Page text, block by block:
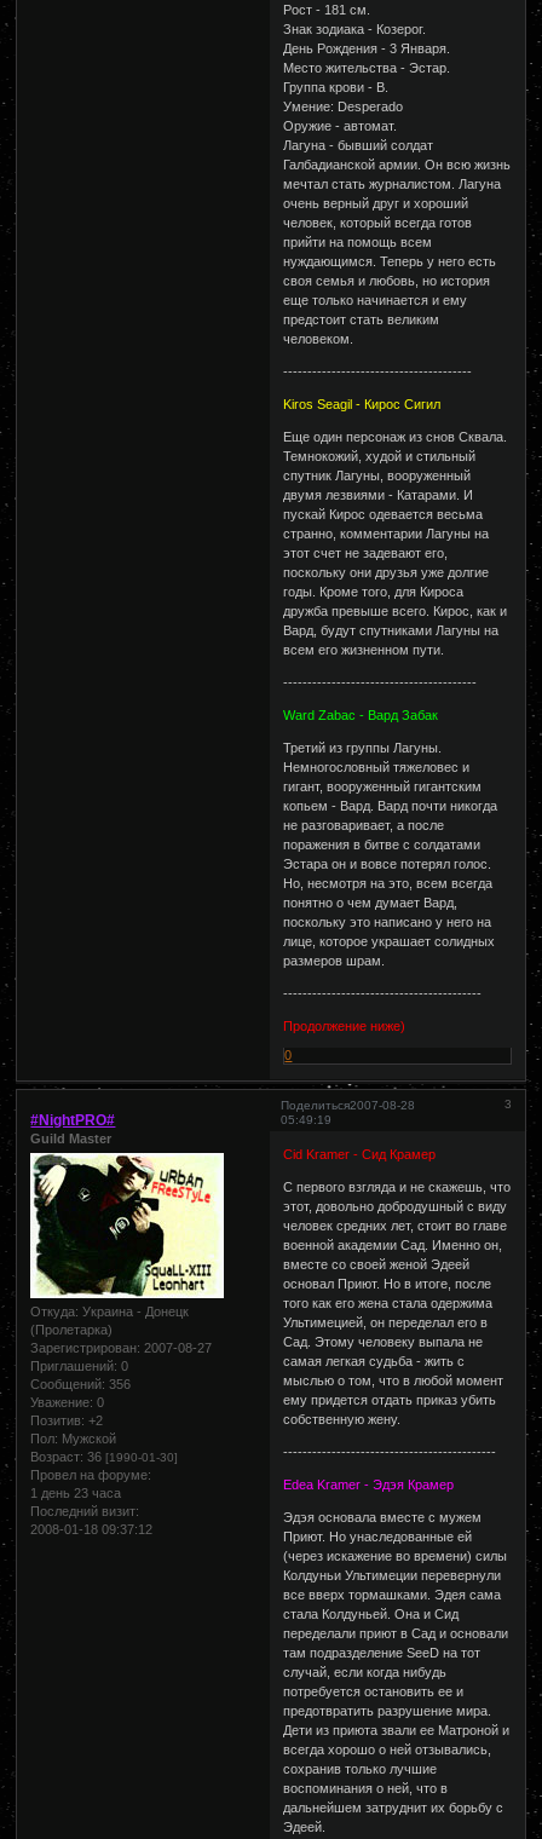
Рост - 181 см.
Знак зодиака - Козерог.
День Рождения - 3 Января.
Место жительства - Эстар.
Группа крови - В.
Умение: Desperado
Оружие - автомат.
Лагуна - бывший солдат
Галбадианской армии. Он всю жизнь
мечтал стать журналистом. Лагуна
очень верный друг и хороший
человек, который всегда готов
прийти на помощь всем
нуждающимся. Теперь у него есть
своя семья и любовь, но история
еще только начинается и ему
предстоит стать великим
человеком.
---------------------------------------
Kiros Seagil - Кирос Сигил
Еще один персонаж из снов Сквала.
Темнокожий, худой и стильный
спутник Лагуны, вооруженный
двумя лезвиями - Катарами. И
пускай Кирос одевается весьма
странно, комментарии Лагуны на
этот счет не задевают его,
поскольку они друзья уже долгие
годы. Кроме того, для Кироса
дружба превыше всего. Кирос, как и
Вард, будут спутниками Лагуны на
всем его жизненном пути.
----------------------------------------
Ward Zabac - Вард Забак
Третий из группы Лагуны.
Немногословный тяжеловес и
гигант, вооруженный гигантским
копьем - Вард. Вард почти никогда
не разговаривает, а после
поражения в битве с солдатами
Эстара он и вовсе потерял голос.
Но, несмотря на это, всем всегда
понятно о чем думает Вард,
поскольку это написано у него на
лице, которое украшает солидных
размеров шрам.
-----------------------------------------
Продолжение ниже)
0
Поделиться 3
2007-08-28
05:49:19
#NightPRO#
Guild Master
Откуда: Украина - Донецк
(Пролетарка)
Зарегистрирован: 2007-08-27
Приглашений: 0
Сообщений: 356
Уважение: 0
Позитив: +2
Пол: Мужской
Возраст: 36[1990-01-30]
Провел на форуме:
1 день 23 часа
Последний визит:
2008-01-18 09:37:12
Cid Kramer - Сид Крамер
С первого взгляда и не скажешь, что
этот, довольно добродушный с виду
человек средних лет, стоит во главе
военной академии Сад. Именно он,
вместе со своей женой Эдеей
основал Приют. Но в итоге, после
того как его жена стала одержима
Ультимецией, он переделал его в
Сад. Этому человеку выпала не
самая легкая судьба - жить с
мыслью о том, что в любой момент
ему придется отдать приказ убить
собственную жену.
--------------------------------------------
Edea Kramer - Эдэя Крамер
Эдэя основала вместе с мужем
Приют. Но унаследованные ей
(через искажение во времени) силы
Колдуньи Ультимеции перевернули
все вверх тормашками. Эдея сама
стала Колдуньей. Она и Сид
переделали приют в Сад и основали
там подразделение SeeD на тот
случай, если когда нибудь
потребуется остановить ее и
предотвратить разрушение мира.
Дети из приюта звали ее Матроной и
всегда хорошо о ней отзывались,
сохранив только лучшие
воспоминания о ней, что в
дальнейшем затруднит их борьбу с
Эдеей.